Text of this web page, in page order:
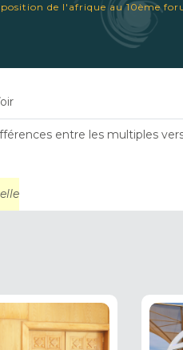
de l'afrique au 10ème
entre les multiples